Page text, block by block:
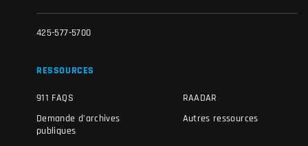
425-577-5700
RESSOURCES
911 FAQS
Demande d'archives
publiques
RAADAR
Autres ressources